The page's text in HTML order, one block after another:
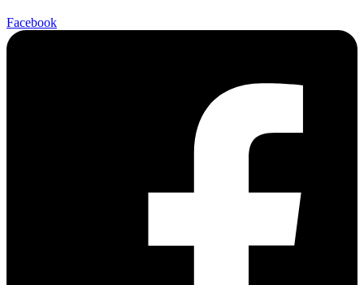
Facebook